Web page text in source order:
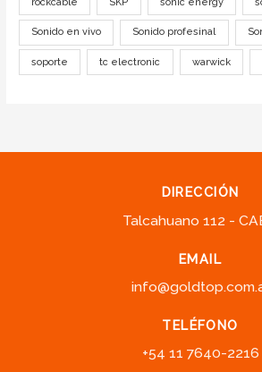
Sonido en vivo Sonido profesinal
soporte tc electronic warwick
DIRECCIÓN
Talcahuano 112 -
EMAIL
TELÉFONO
+54 11 7640-2216